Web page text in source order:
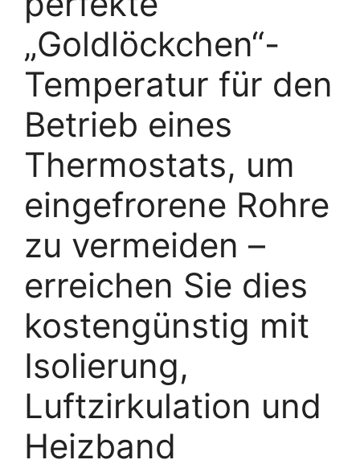
„Goldlöckchen“-
Temperatur für den
Betrieb eines
Thermostats, um
eingefrorene Rohre
zu vermeiden –
erreichen Sie dies
kostengünstig mit
Isolierung,
Luftzirkulation und
Heizband